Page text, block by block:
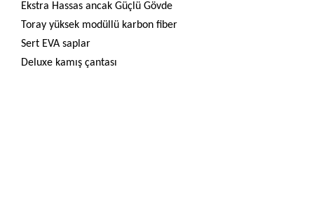
Ekstra Hassas ancak Güçlü Gövde
Toray yüksek modüllü karbon fiber
Sert EVA saplar
Deluxe kamış çantası